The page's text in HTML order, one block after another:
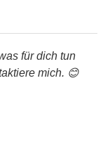
für dich tun
mich. 😊